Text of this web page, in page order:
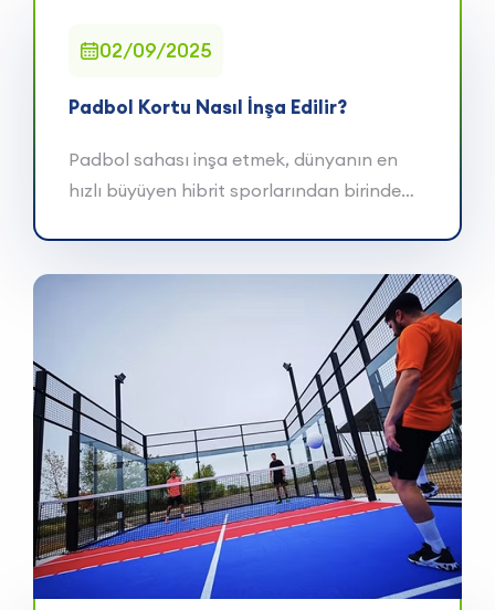
02/09/2025
Padbol Kortu Nasıl İnşa Edilir?
Padbol sahası inşa etmek, dünyanın en
hızlı büyüyen hibrit sporlarından birinde